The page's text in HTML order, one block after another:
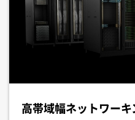
高帯域幅ネットワー